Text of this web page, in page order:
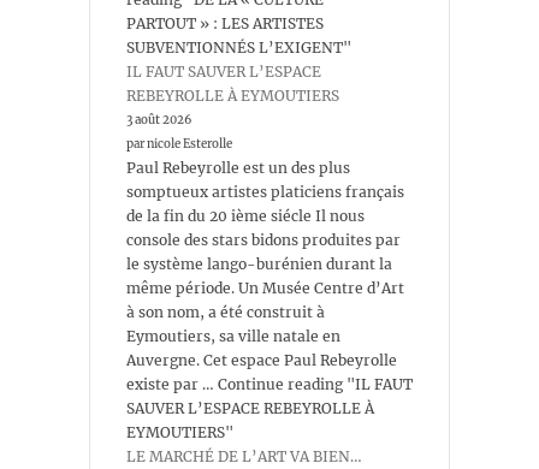
PARTOUT » : LES ARTISTES
SUBVENTIONNÉS L’EXIGENT"
IL FAUT SAUVER L’ESPACE
REBEYROLLE À EYMOUTIERS
3 août 2026
par nicole Esterolle
Paul Rebeyrolle est un des plus
somptueux artistes platiciens français
de la fin du 20 ième siécle Il nous
console des stars bidons produites par
le système lango-burénien durant la
même période. Un Musée Centre d’Art
à son nom, a été construit à
Eymoutiers, sa ville natale en
Auvergne. Cet espace Paul Rebeyrolle
existe par … Continue reading "IL FAUT
SAUVER L’ESPACE REBEYROLLE À
EYMOUTIERS"
LE MARCHÉ DE L’ART VA BIEN…